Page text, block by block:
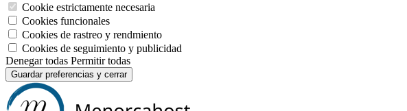
Cookie estrictamente necesaria
Cookies funcionales
Cookies de rastreo y rendmiento
Cookies de seguimiento y publicidad
Denegar todas Permitir todas
Guardar preferencias y cerrar